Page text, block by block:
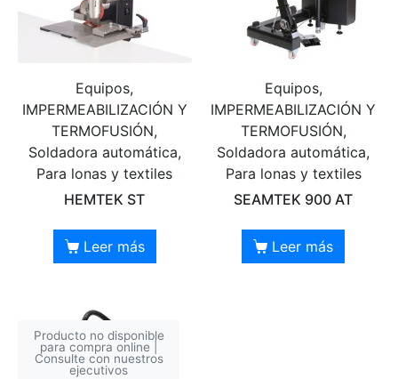
Equipos,
IMPERMEABILIZACIÓN Y
TERMOFUSIÓN,
Soldadora automática,
Para lonas y textiles
HEMTEK ST
Leer más
Equipos,
IMPERMEABILIZACIÓN Y
TERMOFUSIÓN,
Soldadora automática,
Para lonas y textiles
SEAMTEK 900 AT
Leer más
Producto no disponible
para compra online |
Consulte con nuestros
ejecutivos